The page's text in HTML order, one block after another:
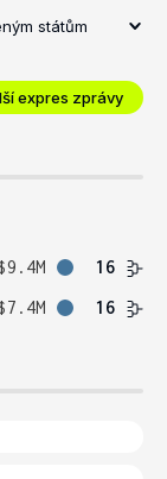
státům
expres zprávy
16
16